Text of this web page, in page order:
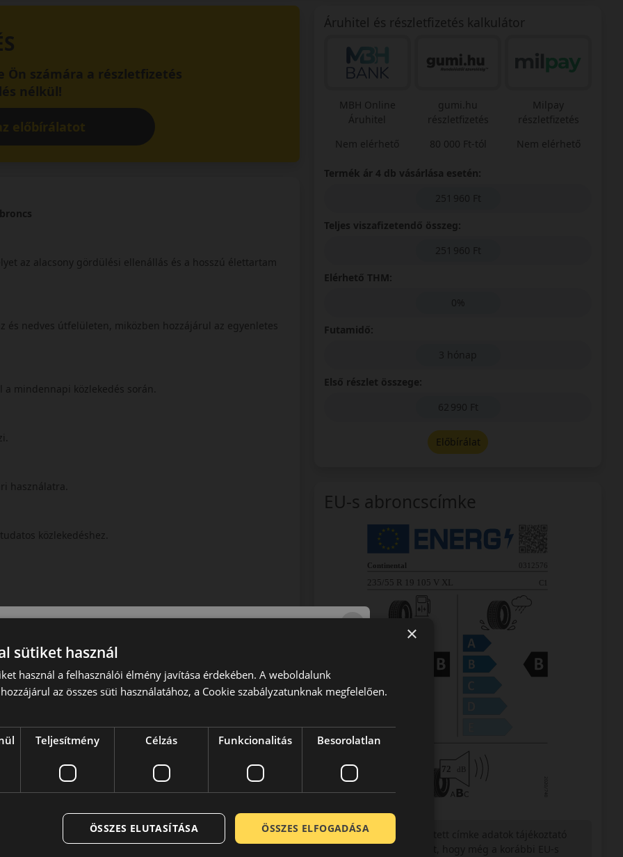
Ön számára a részletfizetés
nélkül!
előbírálatot
az alacsony gördülési ellenállás és a hosszú élettartam
nedves útfelületen, miközben hozzájárul az egyenletes
mindennapi közlekedés során.
használatra.
közlekedéshez.
gyártással foglalkozó vállalata. Közel másfél évszázada
belül is az egyik legmagasabb minőséget és
a legmodernebb összetevőkből a legkorszerűbb
Németesen stabil jó minőségükkel még a gyár
Áruhitel és részletfizetés kalkulátor
MBH Online
Áruhitel
Nem elérhető
gumi.hu
részletfizetés
80 000 Ft-tól
Milpay
részletfizetés
Nem elérhető
Termék ár 4 db vásárlása esetén:
251 960 Ft
Teljes viszafizetendő összeg:
251 960 Ft
Elérhető THM:
0%
Futamidő:
3 hónap
Első részlet összege:
62 990 Ft
Előbírálat
EU-s abroncscímke
Figyelem a feltüntetett címke adatok tájékoztató
×
sütiket használ
használ a felhasználói élmény javítása érdekében. A weboldalunk
az összes süti használatához, a Cookie szabályzatunknak megfelelően.
Teljesítmény Célzás Funkcionalitás Besorolatlan
ÖSSZES ELFOGADÁSA
ÖSSZES ELUTASÍTÁSA